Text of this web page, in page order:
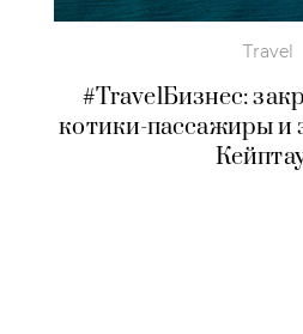
Travel
#TravelБизнес:
котики-пассажиры и